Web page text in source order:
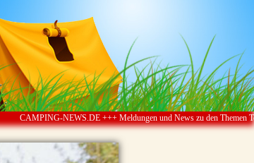
NEWS.DE +++ Meldungen und News zu den Themen